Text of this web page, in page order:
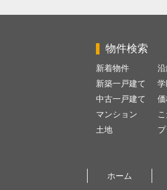
物件検索
新着物件
新築一戸建て
中古一戸建て
マンション
土地
ホーム